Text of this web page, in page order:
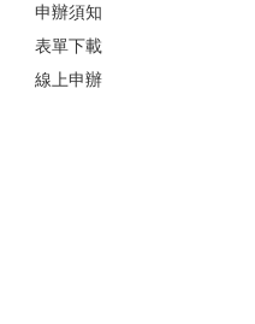
申辦須知
表單下載
線上申辦